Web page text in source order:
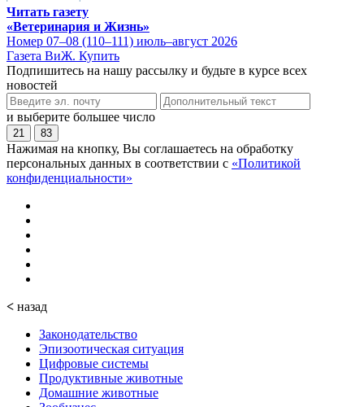
Читать газету
«Ветеринария и Жизнь»
Номер 07–08 (110–111) июль–август 2026
Газета ВиЖ. Купить
Подпишитесь на нашу рассылку и будьте в курсе всех
новостей
и выберите большее число
21 83
Нажимая на кнопку, Вы соглашаетесь на обработку
персональных данных в соответствии с «Политикой
конфиденциальности»
< назад
Законодательство
Эпизоотическая ситуация
Цифровые системы
Продуктивные животные
Домашние животные